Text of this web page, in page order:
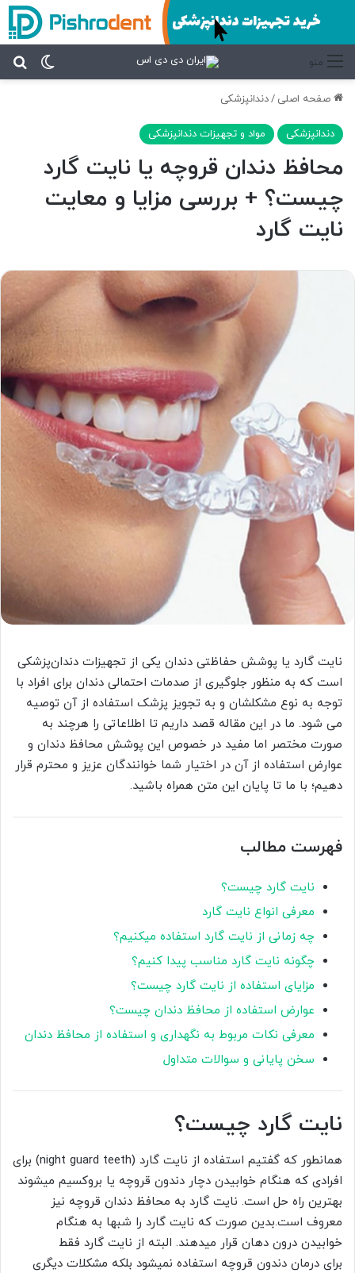
تغییر منو
صفحه اصلی /دندانپزشکی
دندانپزشکی مواد و تجهیزات دندانپزشکی
محافظ دندان قروچه یا نایت گارد
چیست؟ + بررسی مزایا و معایت
نایت گارد
نایت گارد یا پوشش حفاظتی دندان یکی از تجهیزات دندان‌پزشکی
است که به منظور جلوگیری از صدمات احتمالی دندان برای افراد با
توجه به نوع مشکلشان و به تجویز پزشک استفاده از آن توصیه
می شود. ما در این مقاله قصد داریم تا اطلاعاتی را هرچند به
صورت مختصر اما مفید در خصوص این پوشش محافظ دندان و
عوارض استفاده از آن در اختیار شما خوانندگان عزیز و محترم قرار
دهیم؛ با ما تا پایان این متن همراه باشید.
فهرست مطالب
نایت گارد چیست؟
معرفی انواع نایت گارد
چه زمانی از نایت گارد استفاده میکنیم؟
چگونه نایت گارد مناسب پیدا کنیم؟
مزایای استفاده از نایت گارد چیست؟
عوارض استفاده از محافظ دندان چیست؟
معرفی نکات مربوط به نگهداری و استفاده از محافظ دندان
سخن پایانی و سوالات متداول
نایت گارد چیست؟
همانطور که گفتیم استفاده از نایت گارد (night guard teeth) برای
افرادی که هنگام خوابیدن دچار دندون قروچه یا بروکسیم میشوند
بهترین راه حل است. نایت گارد به محافظ دندان قروچه نیز
معروف است.بدین صورت که نایت گارد را شبها به هنگام
خوابیدن درون دهان قرار میدهند. البته از نایت گارد فقط
برای درمان دندون قروچه استفاده نمیشود بلکه مشکلات دیگری